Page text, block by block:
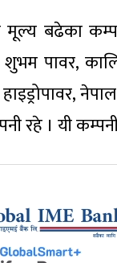
बढेका
पावर,
रहे । यी